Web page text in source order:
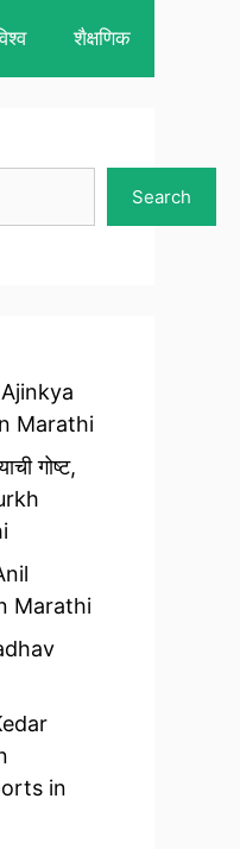
शैक्षणिक
Search
Ajinkya
Marathi
गोष्ट,
Marathi
in